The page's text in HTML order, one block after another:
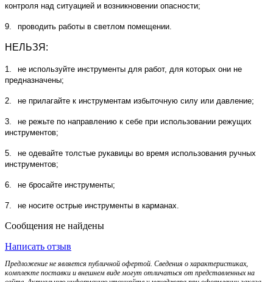
контроля над ситуацией и возникновении опасности;
9. проводить работы в светлом помещении.
НЕЛЬЗЯ:
1.
не используйте инструменты для работ, для которых они не
предназначены;
2. не прилагайте к инструментам избыточную силу или давление;
3.
не режьте по направлению к себе при использовании режущих
инструментов;
5.
не одевайте толстые рукавицы во время использования ручных
инструментов;
6. не бросайте инструменты;
7. не носите острые инструменты в карманах.
Сообщения не найдены
Написать отзыв
Предложение не является публичной офертой. Сведения о характеристиках,
комплекте поставки и внешнем виде могут отличаться от представленных на